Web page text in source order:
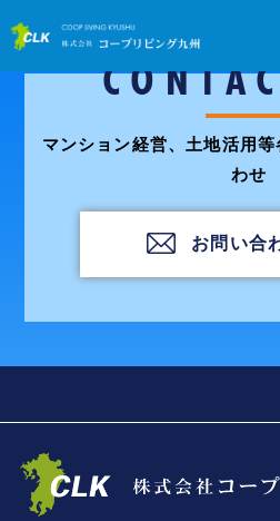
マンション経営、土地活用
わせ
お問い合